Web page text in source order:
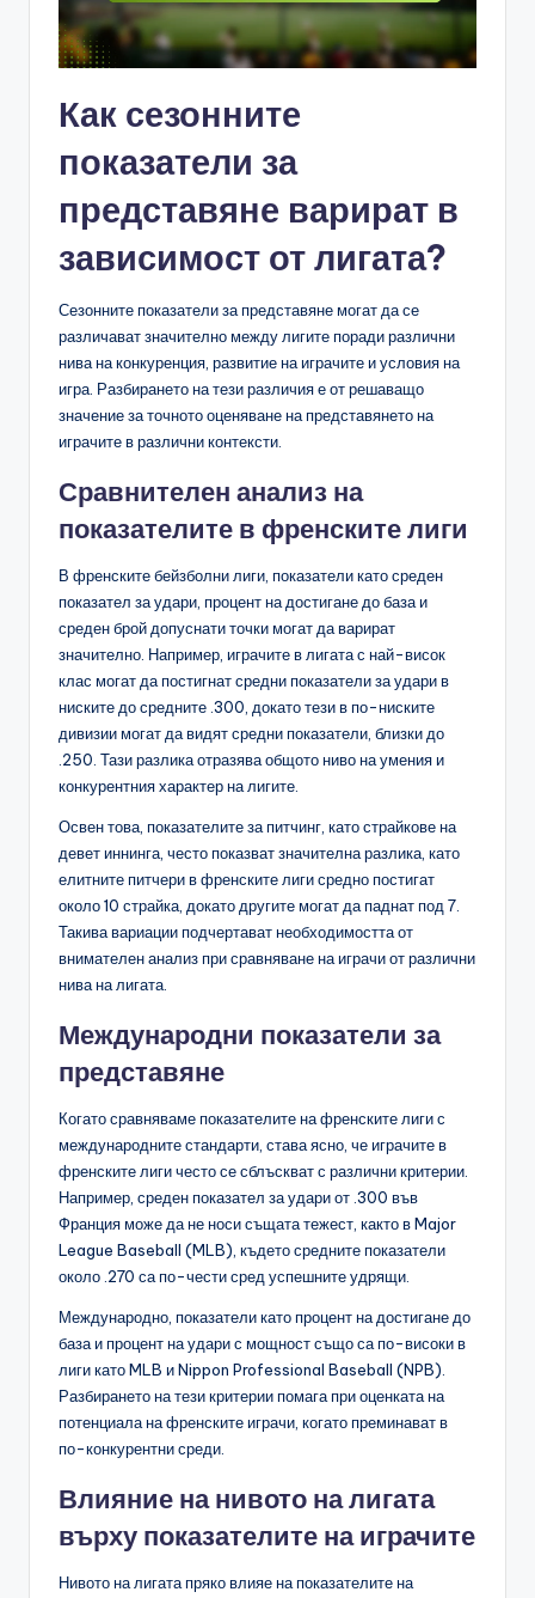
Как сезонните
показатели за
представяне варират в
зависимост от лигата?
Сезонните показатели за представяне могат да се
различават значително между лигите поради различни
нива на конкуренция, развитие на играчите и условия на
игра. Разбирането на тези различия е от решаващо
значение за точното оценяване на представянето на
играчите в различни контексти.
Сравнителен анализ на
показателите в френските лиги
В френските бейзболни лиги, показатели като среден
показател за удари, процент на достигане до база и
среден брой допуснати точки могат да варират
значително. Например, играчите в лигата с най-висок
клас могат да постигнат средни показатели за удари в
ниските до средните .300, докато тези в по-ниските
дивизии могат да видят средни показатели, близки до
.250. Тази разлика отразява общото ниво на умения и
конкурентния характер на лигите.
Освен това, показателите за питчинг, като страйкове на
девет иннинга, често показват значителна разлика, като
елитните питчери в френските лиги средно постигат
около 10 страйка, докато другите могат да паднат под 7.
Такива вариации подчертават необходимостта от
внимателен анализ при сравняване на играчи от различни
нива на лигата.
Международни показатели за
представяне
Когато сравняваме показателите на френските лиги с
международните стандарти, става ясно, че играчите в
френските лиги често се сблъскват с различни критерии.
Например, среден показател за удари от .300 във
Франция може да не носи същата тежест, както в Major
League Baseball (MLB), където средните показатели
около .270 са по-чести сред успешните удрящи.
Международно, показатели като процент на достигане до
база и процент на удари с мощност също са по-високи в
лиги като MLB и Nippon Professional Baseball (NPB).
Разбирането на тези критерии помага при оценката на
потенциала на френските играчи, когато преминават в
по-конкурентни среди.
Влияние на нивото на лигата
върху показателите на играчите
Нивото на лигата пряко влияе на показателите на